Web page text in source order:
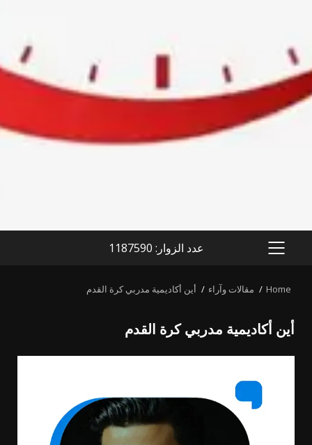
PRIMARY
عدد الزوار: 1187590
Home مقالات وآراء أين أكاديمية مدربي كرة القدم
أين أكاديمية مدربي كرة القدم